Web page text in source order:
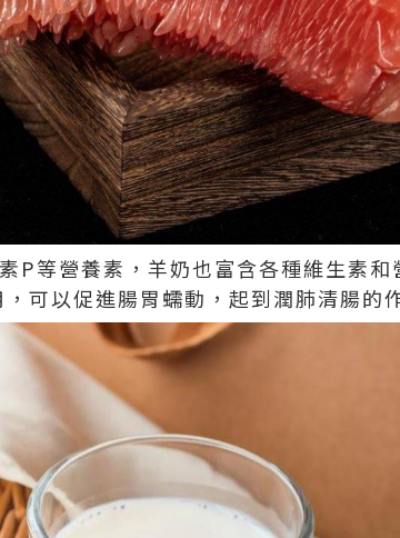
P等營養素，羊奶也富含各種維生素
可以促進腸胃蠕動，起到潤肺清腸的